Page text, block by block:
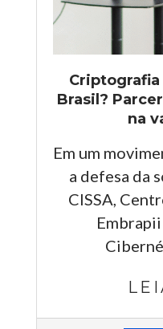
Brasil?
na
Em um
a defesa da
CISSA,